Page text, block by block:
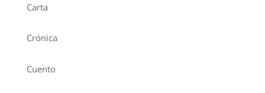
Carta
Crónica
Cuento